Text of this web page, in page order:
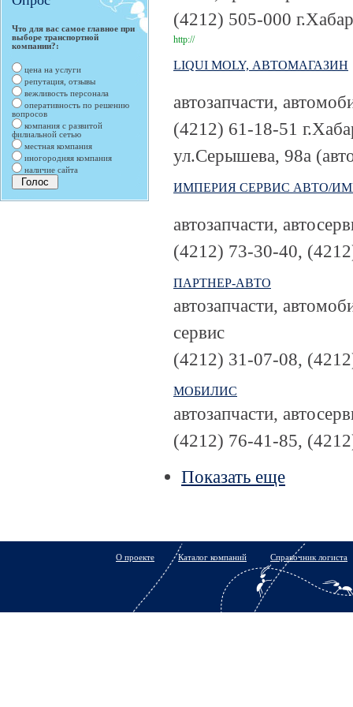
Что для вас самое главное при
выборе транспортной
компании?:
цена на услуги
репутация, отзывы
вежливость персонала
оперативность по решению
вопросов
компания с развитой
филиальной сетью
местная компания
иногородняя компания
наличие сайта
(4212) 505-000
http://
LIQUI MOLY, АВТОМАГАЗИН
автозапчасти,
(4212) 61-18-51
ул.Серышева, 98а
ИМПЕРИЯ СЕРВИС АВТО/
автозапчасти,
(4212) 73-30-40,
ПАРТНЕР-АВТО
автозапчасти,
сервис
(4212) 31-07-08,
МОБИЛИС
автозапчасти,
(4212) 76-41-85,
Показать еще
О проекте Каталог компаний Справочник логиста